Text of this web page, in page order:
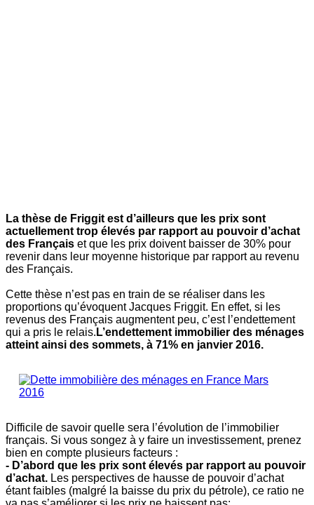
La thèse de Friggit est d’ailleurs que les prix sont
actuellement trop élevés par rapport au pouvoir d’achat
des Français et que les prix doivent baisser de 30% pour
revenir dans leur moyenne historique par rapport au revenu
des Français.
Cette thèse n’est pas en train de se réaliser dans les
proportions qu’évoquent Jacques Friggit. En effet, si les
revenus des Français augmentent peu, c’est l’endettement
qui a pris le relais. L’endettement immobilier des ménages
atteint ainsi des sommets, à 71% en janvier 2016.
Difficile de savoir quelle sera l’évolution de l’immobilier
français. Si vous songez à y faire un investissement, prenez
bien en compte plusieurs facteurs :
- D’abord que les prix sont élevés par rapport au pouvoir
d’achat. Les perspectives de hausse de pouvoir d’achat
étant faibles (malgré la baisse du prix du pétrole), ce ratio ne